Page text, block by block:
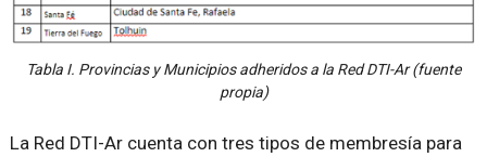
Tabla I. Provincias y Municipios adheridos a la Red DTI-Ar (fuente
propia)
La Red DTI-Ar cuenta con tres tipos de membresía para